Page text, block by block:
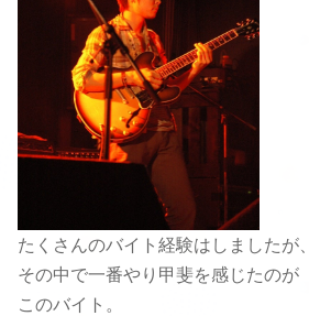
たくさんのバイト経験はしましたが、
その中で一番やり甲斐を感じたのが
このバイト。